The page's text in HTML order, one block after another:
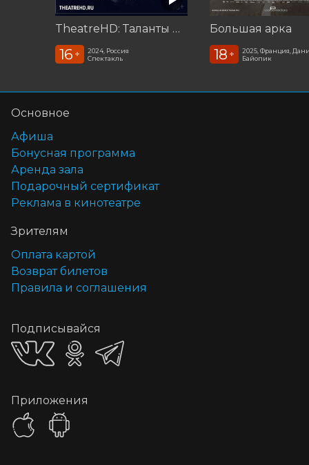
TheatreHD: Таланты и покойники
16 +
2024, Россия
Спектакль
Большая арка
18 +
2025, Франция,
Байопик
Основное
Афиша
Бонусная программа
Аренда зала
Подарочный сертификат
Реклама в кинотеатре
Зрителям
Оплата картой
Возврат билетов
Правила и соглашения
Подписывайся
Приложения